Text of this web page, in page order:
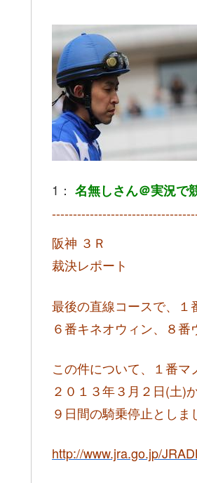
1： 名無しさん＠実況で
阪神 ３Ｒ
裁決レポート
最後の直線コースで、１
６番キネオウィン、８
この件について、１番マ
２０１３年３月２日(土)
９日間の騎乗停止としま
http://www.jra.go.jp/